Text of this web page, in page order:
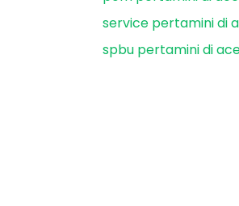
service pertamini di
spbu pertamini di